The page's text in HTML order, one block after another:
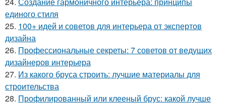
единого стиля
25. 100+ идей и советов для интерьера от экспертов
дизайна
26. Профессиональные секреты: 7 советов от ведущих
дизайнеров интерьера
27. Из какого бруса строить: лучшие материалы для
строительства
28. Профилированный или клееный брус: какой лучше